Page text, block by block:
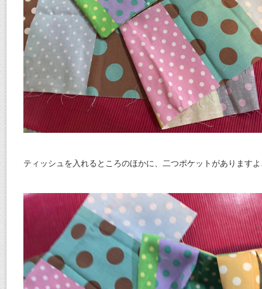
ティッシュを入れるところのほかに、二つポケットがあります